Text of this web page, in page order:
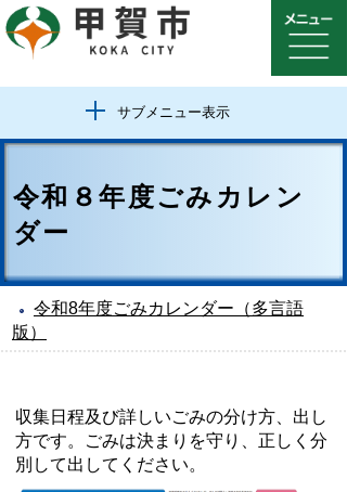
サブメニュー表示
令和８年度ごみカレン
ダー
令和8年度ごみカレンダー（多言語
版）
収集日程及び詳しいごみの分け方、出し
方です。ごみは決まりを守り、正しく分
別して出してください。